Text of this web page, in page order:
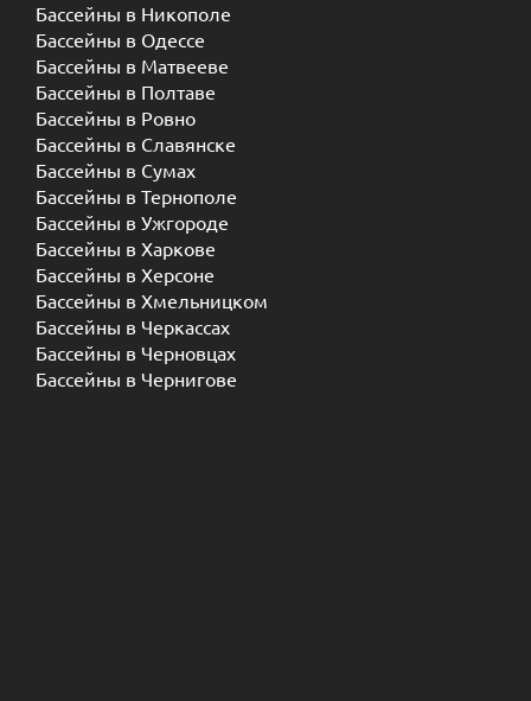
Бассейны в Никополе
Бассейны в Одессе
Бассейны в Матвееве
Бассейны в Полтаве
Бассейны в Ровно
Бассейны в Славянске
Бассейны в Сумах
Бассейны в Тернополе
Бассейны в Ужгороде
Бассейны в Харкове
Бассейны в Херсоне
Бассейны в Хмельницком
Бассейны в Черкассах
Бассейны в Черновцах
Бассейны в Чернигове